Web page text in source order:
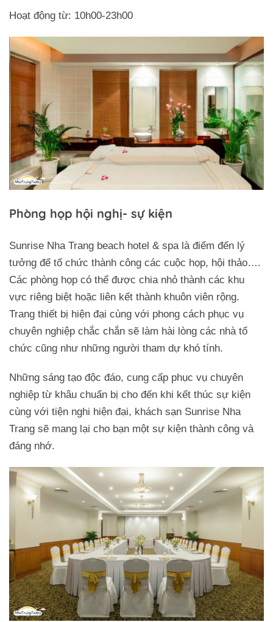
Hoạt động từ: 10h00-23h00
Phòng họp hội nghị- sự kiện
Sunrise Nha Trang beach hotel & spa là điểm đến lý
tưởng để tổ chức thành công các cuộc họp, hội thảo….
Các phòng họp có thể được chia nhỏ thành các khu
vực riêng biệt hoặc liên kết thành khuôn viên rộng.
Trang thiết bị hiện đại cùng với phong cách phục vụ
chuyên nghiệp chắc chắn sẽ làm hài lòng các nhà tổ
chức cũng như những người tham dự khó tính.
Những sáng tạo độc đáo, cung cấp phục vụ chuyên
nghiệp từ khâu chuẩn bị cho đến khi kết thúc sự kiện
cùng với tiện nghi hiện đại, khách sạn Sunrise Nha
Trang sẽ mang lại cho bạn một sự kiện thành công và
đáng nhớ.